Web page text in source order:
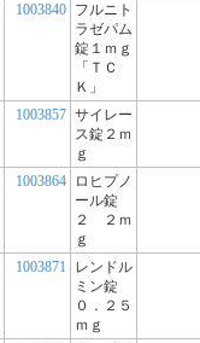
1003840 フルニト
ラゼパム
錠１ｍｇ
「ＴＣ
Ｋ」
1003857 サイレー
ス錠２ｍ
ｇ
1003864
ロヒプノ
ール錠
２ ２ｍ
ｇ
1003871
レンドル
ミン錠
０．２５
ｍｇ